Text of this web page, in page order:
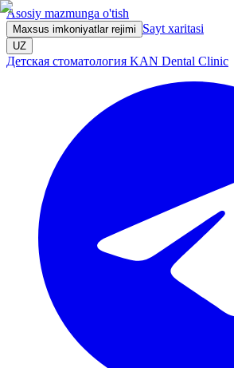
Asosiy mazmunga o'tish
Maxsus imkoniyatlar rejimi Sayt xaritasi
UZ
Детская стоматология KAN Dental Clinic